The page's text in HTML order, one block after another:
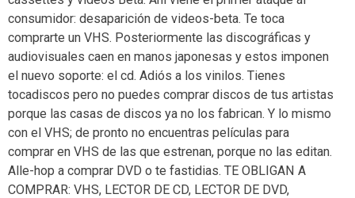
consumidor: desaparición de videos-beta. Te toca
comprarte un VHS. Posteriormente las discográficas y
audiovisuales caen en manos japonesas y estos imponen
el nuevo soporte: el cd. Adiós a los vinilos. Tienes
tocadiscos pero no puedes comprar discos de tus artistas
porque las casas de discos ya no los fabrican. Y lo mismo
con el VHS; de pronto no encuentras películas para
comprar en VHS de las que estrenan, porque no las editan.
Alle-hop a comprar DVD o te fastidias. TE OBLIGAN A
COMPRAR: VHS, LECTOR DE CD, LECTOR DE DVD,